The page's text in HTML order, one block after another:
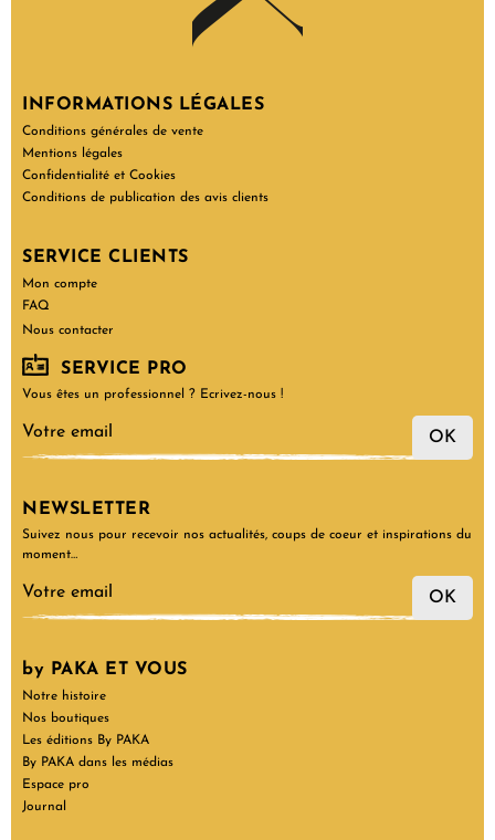
INFORMATIONS LÉGALES
Conditions générales de vente
Mentions légales
Confidentialité et Cookies
Conditions de publication des avis clients
SERVICE CLIENTS
Mon compte
FAQ
Nous contacter
SERVICE PRO
Vous êtes un professionnel ? Ecrivez-nous !
OK
NEWSLETTER
Suivez nous pour recevoir nos actualités, coups de coeur et inspirations du
moment…
OK
by PAKA ET VOUS
Notre histoire
Nos boutiques
Les éditions By PAKA
By PAKA dans les médias
Espace pro
Journal